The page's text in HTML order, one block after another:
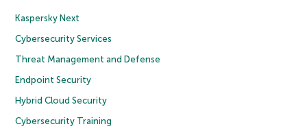
Kaspersky Next
Cybersecurity Services
Threat Management and Defense
Endpoint Security
Hybrid Cloud Security
Cybersecurity Training